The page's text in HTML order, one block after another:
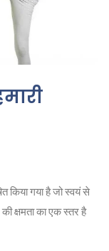
किया गया है जो स्वयं से
क्षमता का एक स्तर है